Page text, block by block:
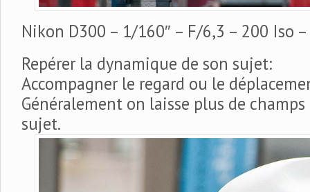
Nikon D300 – 1/160″ – F/6,3 – 200 Iso
Repérer la dynamique de son sujet:
Accompagner le regard ou le
Généralement on laisse plus de
sujet.